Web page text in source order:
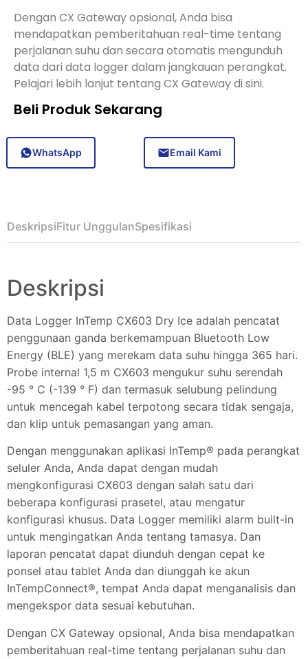
Dengan CX Gateway opsional, Anda bisa
mendapatkan pemberitahuan real-time tentang
perjalanan suhu dan secara otomatis mengunduh
data dari data logger dalam jangkauan perangkat.
Pelajari lebih lanjut tentang CX Gateway di sini.
Beli Produk Sekarang
WhatsApp Email Kami
DeskripsiFitur UnggulanSpesifikasi
Deskripsi
Data Logger InTemp CX603 Dry Ice adalah pencatat
penggunaan ganda berkemampuan Bluetooth Low
Energy (BLE) yang merekam data suhu hingga 365 hari.
Probe internal 1,5 m CX603 mengukur suhu serendah
-95 ° C (-139 ° F) dan termasuk selubung pelindung
untuk mencegah kabel terpotong secara tidak sengaja,
dan klip untuk pemasangan yang aman.
Dengan menggunakan aplikasi InTemp® pada perangkat
seluler Anda, Anda dapat dengan mudah
mengkonfigurasi CX603 dengan salah satu dari
beberapa konfigurasi prasetel, atau mengatur
konfigurasi khusus. Data Logger memiliki alarm built-in
untuk mengingatkan Anda tentang tamasya. Dan
laporan pencatat dapat diunduh dengan cepat ke
ponsel atau tablet Anda dan diunggah ke akun
InTempConnect®, tempat Anda dapat menganalisis dan
mengekspor data sesuai kebutuhan.
Dengan CX Gateway opsional, Anda bisa mendapatkan
pemberitahuan real-time tentang perjalanan suhu dan